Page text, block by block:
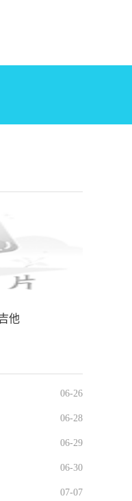
他
06-26
06-28
06-29
06-30
07-07